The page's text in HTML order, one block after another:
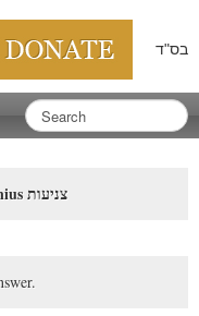
בס"ד
Tznius צניעות